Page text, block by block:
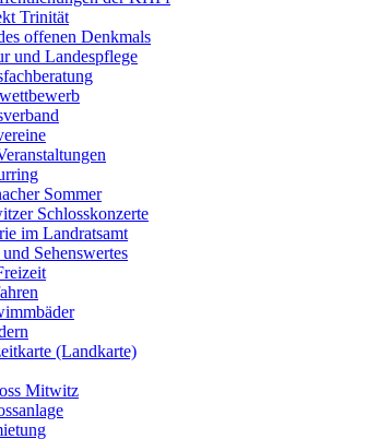
Trinität
offenen Denkmals
und Landespflege
Sommer
Schlosskonzerte
im Landratsamt
Sehenswertes
(Landkarte)
Mitwitz